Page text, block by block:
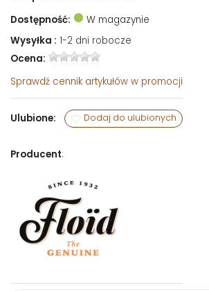
Dostępność:
W magazynie
Wysyłka : 1-2 dni robocze
Ocena:
Sprawdź cennik artykułów w promocji
Ulubione: Dodaj do ulubionych
Producent: